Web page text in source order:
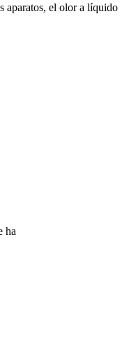
aparatos, el olor a líquido
ha